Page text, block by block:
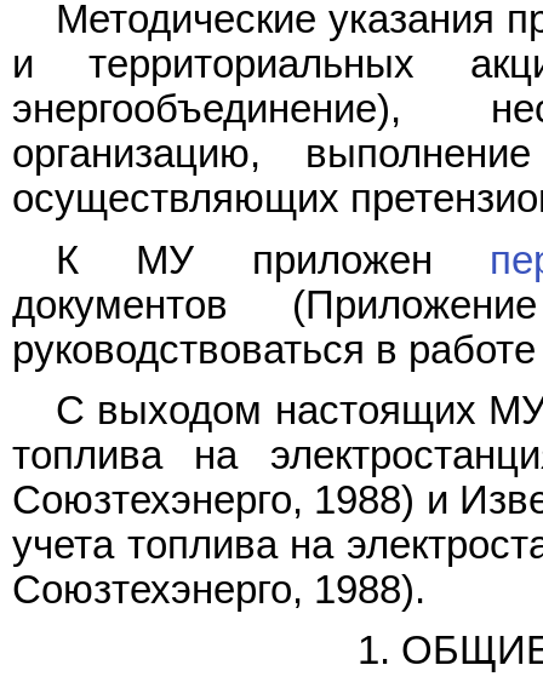
Методические указания
и территориальных
энергообъединение),
организацию,
осуществляющих
К МУ приложен
документов
руководствоваться в
С выходом настоящих МУ
топлива на
Союзтехэнерго, 1988) и
учета топлива на
Союзтехэнерго, 1988).
1.